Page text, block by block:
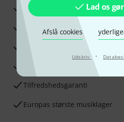
Lad os
Afslå cookies
Udskriv ·
3 års Thomann Garanti
30 dages money back garanti
Råd fra vores eksperter
Tilfredshedsgaranti
Europas største musiklager